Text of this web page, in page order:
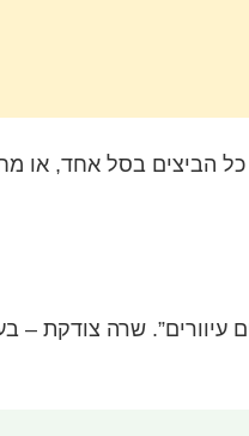
הביצים בסל אחד, או
עיוורים”. שרה צודקת –